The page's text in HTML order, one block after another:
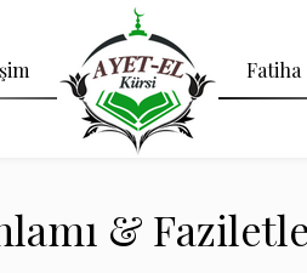
Fatiha
&